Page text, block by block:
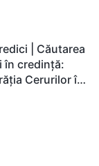
| Căutarea
în credință:
Cerurilor în